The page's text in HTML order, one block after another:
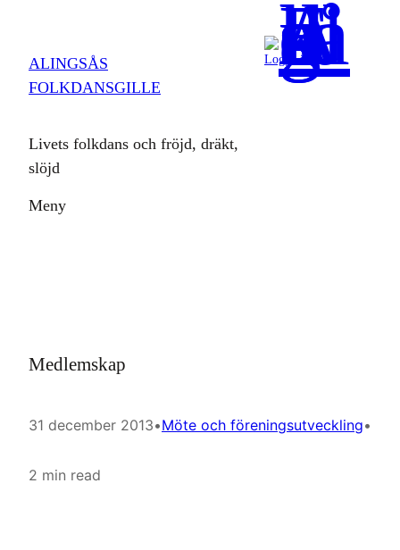
innehåll
ALINGSÅS
FOLKDANSGILLE
Livets folkdans och fröjd, dräkt,
slöjd
Meny
Logga in
Medlemskap
31 december 2013•Möte och föreningsutveckling•
2 min read